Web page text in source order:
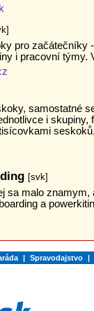
pro začátečníky
i pracovní týmy.
samostatné
i skupiny,
[svk]
sa malo znamym,
a
| Spravodajstvo |